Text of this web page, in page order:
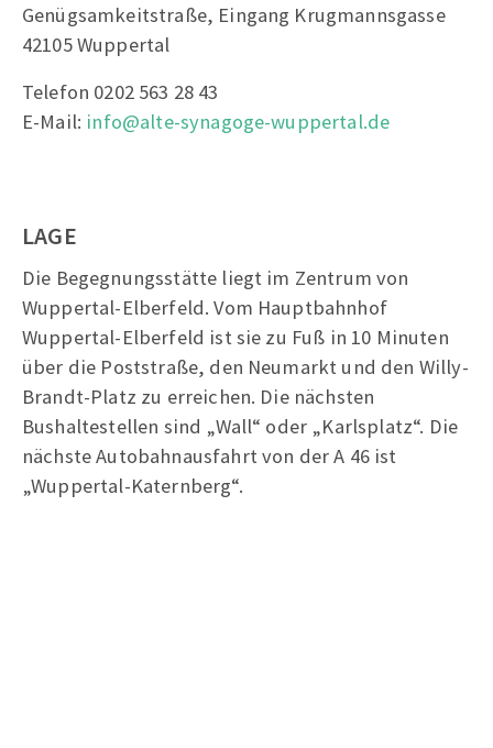
Genügsamkeitstraße, Eingang Krugmannsgasse
42105 Wuppertal
Telefon 0202 563 28 43
E-Mail: info@alte-synagoge-wuppertal.de
LAGE
Die Begegnungsstätte liegt im Zentrum von
Wuppertal-Elberfeld. Vom Hauptbahnhof
Wuppertal-Elberfeld ist sie zu Fuß in 10 Minuten
über die Poststraße, den Neumarkt und den Willy-
Brandt-Platz zu erreichen. Die nächsten
Bushaltestellen sind „Wall“ oder „Karlsplatz“. Die
nächste Autobahnausfahrt von der A 46 ist
„Wuppertal-Katernberg“.